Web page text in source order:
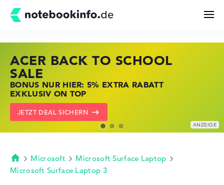
Kaufberatung
Technik & Wissen
ACER BACK TO SCHOOL
SALE
BONUS NUR HIER: 5% EXTRA RABATT
EXKLUSIV ON TOP
JETZT DEAL SICHERN
HP STORE SSV DEALS
JETZT ZUGREIFEN: NOTEBOOKS BEI HP
KRÄFTIG REDUZIERT
ZU DEN HP ANGEBOTEN
LENOVO LAPTOP DEALS
NOTEBOOKS BEI LENOVO JETZT
KRÄFTIG REDUZIERT
LENOVO DEALS ZEIGEN
Startseite
Microsoft
Microsoft Surface Laptop
Microsoft Surface Laptop 3